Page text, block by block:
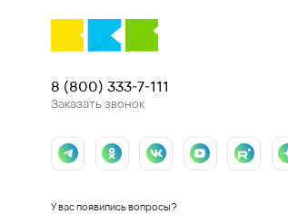
8 (800) 333-7-111
Заказать звонок
У вас появились вопросы?